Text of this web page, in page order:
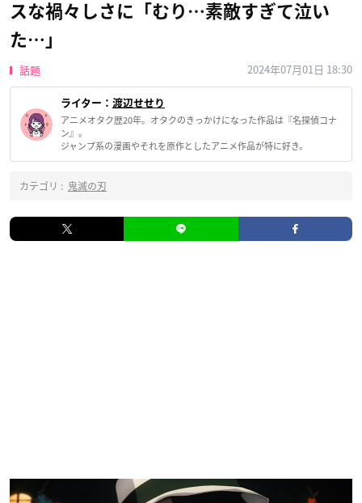
スな禍々しさに「むり…素敵すぎて泣い
た…」
話題 2024年07月01日 18:30
ライター： 渡辺せせり
アニメオタク歴20年。オタクのきっかけになった作品は『名探偵コナ
ン』。
ジャンプ系の漫画やそれを原作としたアニメ作品が特に好き。
カテゴリ : 鬼滅の刃